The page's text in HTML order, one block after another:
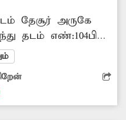
தேசூர் அருகே
தடம் எண்:104பி
வந்தது.
விட்டார்கள்.
இயக்க
அதிகாரிகள்